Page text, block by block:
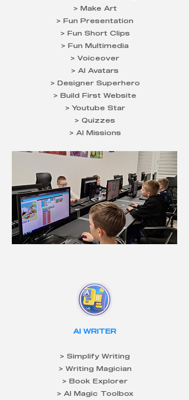
> Make Art
> Fun Presentation
> Fun Short Clips
> Fun Multimedia
> Voiceover
> AI Avatars
> Designer Superhero
> Build First Website
> Youtube Star
> Quizzes
> AI Missions
AI WRITER
> Simplify Writing
> Writing Magician
> Book Explorer
> AI Magic Toolbox